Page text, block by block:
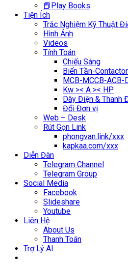
📕Play Books
Tiện Ích
Trắc Nghiệm Kỹ Thuật
Hình Ảnh
Videos
Tính Toán
Chiếu Sáng
Biến Tần-
MCB-MCCB-ACB-
Kw >< A >< HP
Dây Điện & Thanh
Đổi Đơn vị
Web – Desk
Rút Gọn Link
phongvan.link/xxx
kapkaa.com/xxx
Diễn Đàn
Telegram Channel
Telegram Group
Social Media
Facebook
Slideshare
Youtube
Liên Hệ
About Us
Thanh Toán
Trợ Lý AI